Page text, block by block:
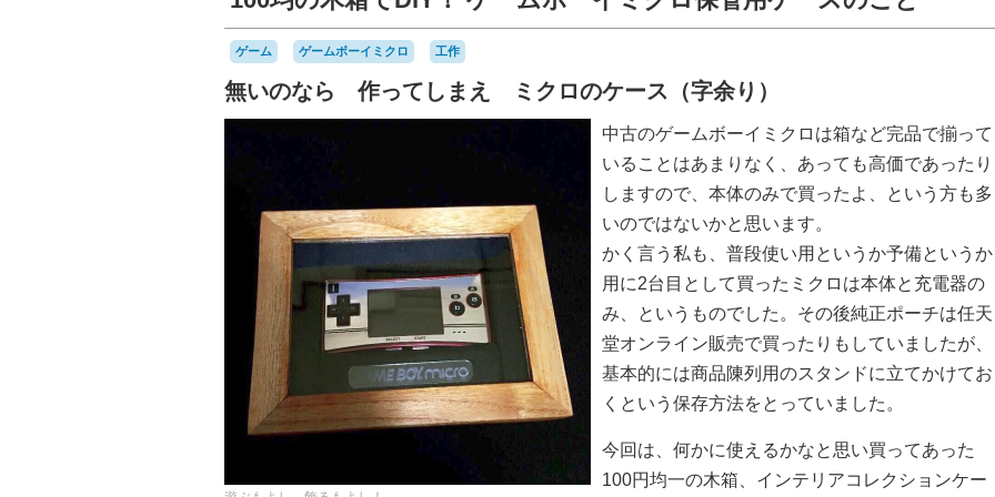
ゲーム ゲームボーイミクロ 工作
無いのなら 作ってしまえ ミクロのケース（字余り）
中古のゲームボーイミクロは箱など完品で揃って
いることはあまりなく、あっても高価であったり
しますので、本体のみで買ったよ、という方も多
いのではないかと思います。
かく言う私も、普段使い用というか予備というか
用に2台目として買ったミクロは本体と充電器の
み、というものでした。その後純正ポーチは任天
堂オンライン販売で買ったりもしていましたが、
基本的には商品陳列用のスタンドに立てかけてお
くという保存方法をとっていました。
今回は、何かに使えるかなと思い買ってあった
100円均一の木箱、インテリアコレクションケー